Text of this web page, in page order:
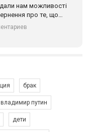
брак
владимир путин
дети